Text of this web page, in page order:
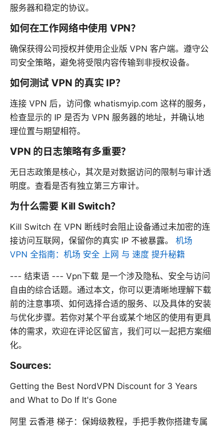
服务器和稳定的协议。
如何在工作网络中使用 VPN？
确保获得公司授权并使用企业版 VPN 客户端。遵守公
司安全策略，避免将受限内容传输到非授权设备。
如何测试 VPN 的真实 IP？
连接 VPN 后，访问像 whatismyip.com 这样的服务，
检查显示的 IP 是否为 VPN 服务器的地址，并确认地
理位置与期望相符。
VPN 的日志策略有多重要？
无日志政策是核心，其次是对数据访问的限制与审计透
明度。查看是否有独立第三方审计。
为什么需要 Kill Switch？
Kill Switch 在 VPN 断线时会阻止设备通过未加密的连
接访问互联网，保留你的真实 IP 不被暴露。 机场
VPN 全指南：机场 安全 上网 与 速度 提升秘籍
--- 结束语 --- Vpn下载 是一个涉及隐私、安全与访问
自由的综合话题。通过本文，你可以更清晰地理解下载
前的注意事项、如何选择合适的服务、以及具体的安装
与优化步骤。若你对某个平台或某个地区的使用有更具
体的需求，欢迎在评论区留言，我们可以一起把方案细
化。
Sources:
Getting the Best NordVPN Discount for 3 Years
and What to Do If It's Gone
阿里 云香港 梯子：保姆级教程，手把手教你搭建专属